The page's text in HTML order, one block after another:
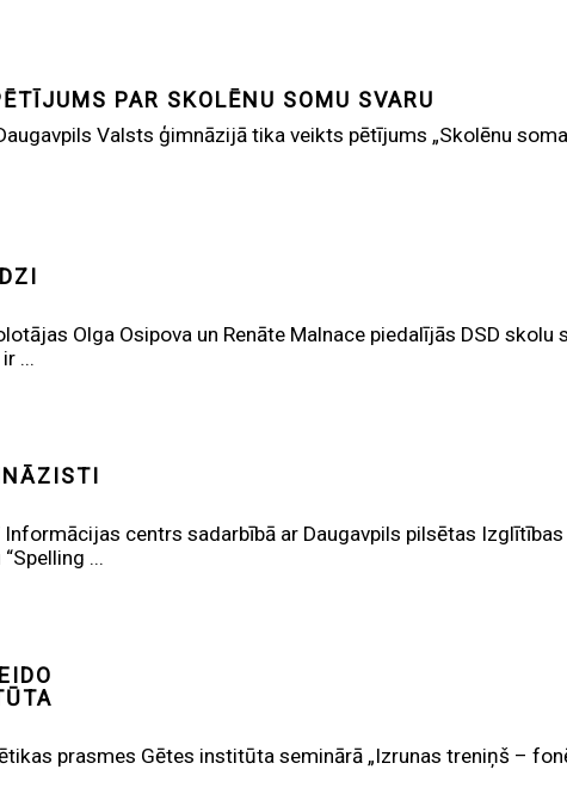
PAR SKOLĒNU SOMU SVARU
Valsts ģimnāzijā tika veikts pētījums „Skolēnu
Olga Osipova un Renāte Malnace piedalījās DSD skolu
...
centrs sadarbībā ar Daugavpils pilsētas Izglītības
...
prasmes Gētes institūta seminārā „Izrunas treniņš –